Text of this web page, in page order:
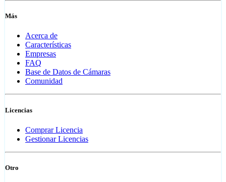
Más
Acerca de
Características
Empresas
FAQ
Base de Datos de Cámaras
Comunidad
Licencias
Comprar Licencia
Gestionar Licencias
Otro